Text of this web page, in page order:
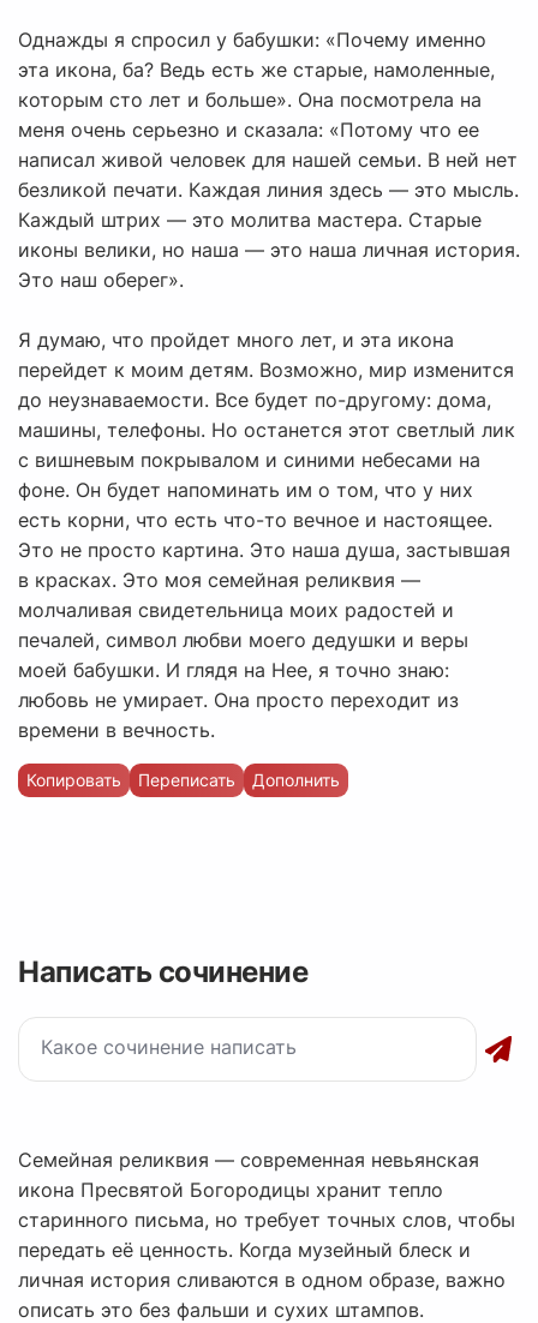
Однажды я спросил у бабушки: «Почему именно
эта икона, ба? Ведь есть же старые, намоленные,
которым сто лет и больше». Она посмотрела на
меня очень серьезно и сказала: «Потому что ее
написал живой человек для нашей семьи. В ней нет
безликой печати. Каждая линия здесь — это мысль.
Каждый штрих — это молитва мастера. Старые
иконы велики, но наша — это наша личная история.
Это наш оберег».
Я думаю, что пройдет много лет, и эта икона
перейдет к моим детям. Возможно, мир изменится
до неузнаваемости. Все будет по-другому: дома,
машины, телефоны. Но останется этот светлый лик
с вишневым покрывалом и синими небесами на
фоне. Он будет напоминать им о том, что у них
есть корни, что есть что-то вечное и настоящее.
Это не просто картина. Это наша душа, застывшая
в красках. Это моя семейная реликвия —
молчаливая свидетельница моих радостей и
печалей, символ любви моего дедушки и веры
моей бабушки. И глядя на Нее, я точно знаю:
любовь не умирает. Она просто переходит из
времени в вечность.
Копировать Переписать Дополнить
Написать сочинение
Семейная реликвия — современная невьянская
икона Пресвятой Богородицы хранит тепло
старинного письма, но требует точных слов, чтобы
передать её ценность. Когда музейный блеск и
личная история сливаются в одном образе, важно
описать это без фальши и сухих штампов.